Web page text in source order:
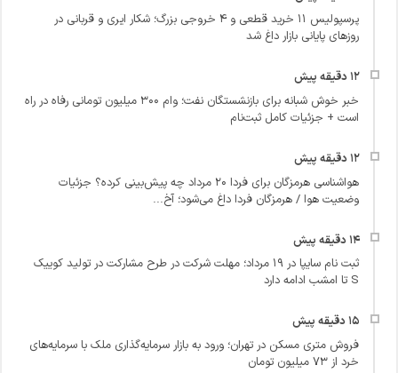
پرسپولیس ۱۱ خرید قطعی و ۴ خروجی بزرگ؛ شکار ایری و قربانی در
روزهای پایانی بازار داغ شد
خبر خوش شبانه برای بازنشستگان نفت؛ وام ۳۰۰ میلیون تومانی رفاه در راه
است + جزئیات کامل ثبت‌نام
هواشناسی هرمزگان برای فردا ۲۰ مرداد چه پیش‌بینی کرده؟ جزئیات
وضعیت هوا / هرمزگان فردا داغ می‌شود؛ آخ...
ثبت نام سایپا در ۱۹ مرداد؛ مهلت شرکت در طرح مشارکت در تولید کوییک
S تا امشب ادامه دارد
فروش متری مسکن در تهران؛ ورود به بازار سرمایه‌گذاری ملک با سرمایه‌های
خرد از ۷۳ میلیون تومان